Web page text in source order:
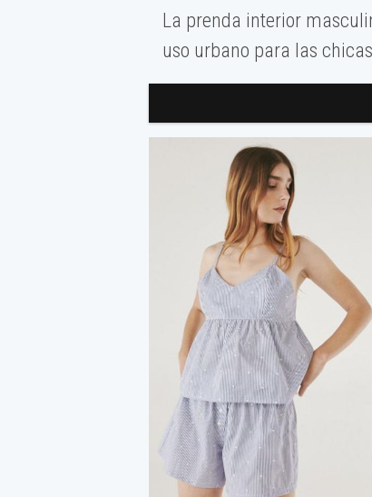
La prenda interior
uso urbano para las